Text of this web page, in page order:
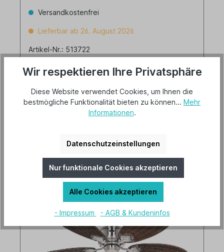
Versandkostenfrei
Lieferbar ab 26. August 2026
Artikel-Nr.: 513722
Details
Wir respektieren Ihre Privatsphäre
Diese Website verwendet Cookies, um Ihnen die
bestmögliche Funktionalität bieten zu können... Mehr
Informationen.
Datenschutzeinstellungen
Nur funktionale Cookies akzeptieren
Alle Cookies akzeptieren
- Impressum - AGB & Kundeninfos